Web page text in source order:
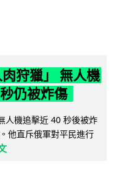
狩獵」 無人機
仍被炸傷
人機追擊近 40 秒後被炸
他直斥俄軍對平民進行